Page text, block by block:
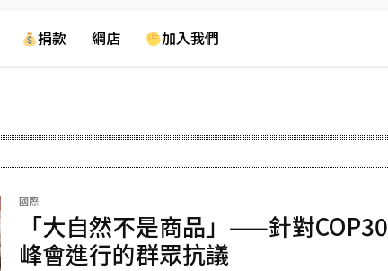
捐款 網店 加入我們
國際
「大自然不是商品」——針對COP30
峰會進行的群眾抗議